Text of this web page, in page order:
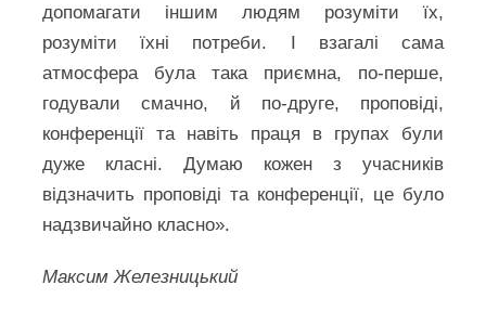
допомагати іншим людям розуміти їх,
розуміти їхні потреби. І взагалі сама
атмосфера була така приємна, по-перше,
годували смачно, й по-друге, проповіді,
конференції та навіть праця в групах були
дуже класні. Думаю кожен з учасників
відзначить проповіді та конференції, це було
надзвичайно класно».
Максим Железницький